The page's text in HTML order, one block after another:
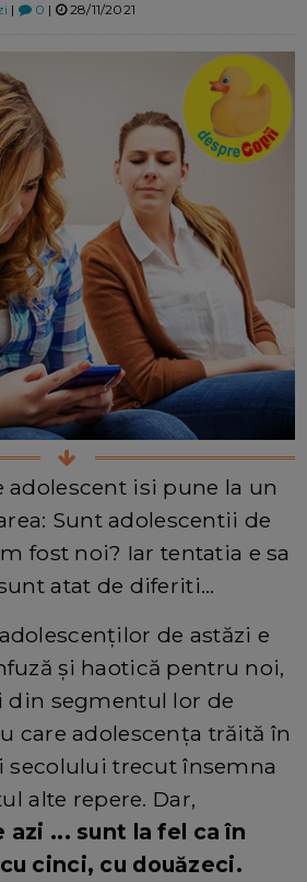
| 0 | 28/11/2021
adolescent isi pune la un
Sunt adolescentii de
fost noi? Iar tentatia e sa
atat de diferiti...
de astăzi e
și haotică pentru noi,
segmentul lor de
care adolescența trăită în
secolului trecut însemna
alte repere. Dar,
... sunt la fel ca în
cinci, cu douăzeci.